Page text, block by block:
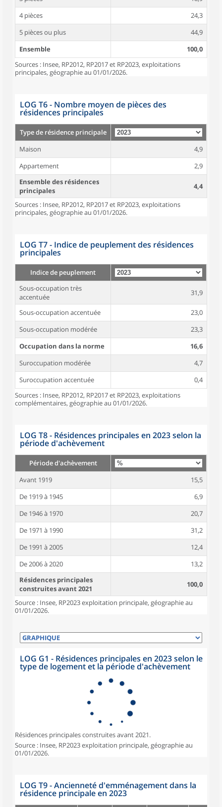
4 pièces
24,3
5 pièces ou plus
44,9
Ensemble
100,0
Sources : Insee, RP2012, RP2017 et RP2023, exploitations
principales, géographie au 01/01/2026.
LOG T6 - Nombre moyen de pièces des
résidences principales
Type de résidence principale
Maison
4,9
Appartement
2,9
Ensemble des résidences
principales
4,4
Sources : Insee, RP2012, RP2017 et RP2023, exploitations
principales, géographie au 01/01/2026.
LOG T7 - Indice de peuplement des résidences
principales
Indice de peuplement
Sous-occupation très
accentuée
31,9
Sous-occupation accentuée
23,0
Sous-occupation modérée
23,3
Occupation dans la norme
16,6
Suroccupation modérée
4,7
Suroccupation accentuée
0,4
Sources : Insee, RP2012, RP2017 et RP2023, exploitations
complémentaires, géographie au 01/01/2026.
LOG T8 - Résidences principales en 2023 selon la
période d'achèvement
Période d'achèvement
Avant 1919
15,5
De 1919 à 1945
6,9
De 1946 à 1970
20,7
De 1971 à 1990
31,2
De 1991 à 2005
12,4
De 2006 à 2020
13,2
Résidences principales
construites avant 2021
100,0
Source : Insee, RP2023 exploitation principale, géographie au
01/01/2026.
LOG G1 - Résidences principales en 2023 selon le
type de logement et la période d'achèvement
Résidences principales construites avant 2021.
Source : Insee, RP2023 exploitation principale, géographie au
01/01/2026.
LOG T9 - Ancienneté d'emménagement dans la
résidence principale en 2023